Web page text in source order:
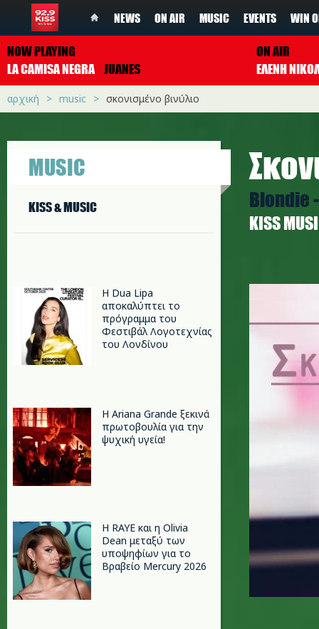
NEWS ON AIR MUSIC EVENTS WIN
NOW PLAYING
LA CAMISA NEGRA JUANES
ON AIR
ΕΛΕΝΗ
αρχική music σκονισμένο βινύλιο
MUSIC
KISS & MUSIC
Η Dua Lipa
αποκαλύπτει το
πρόγραμμα του
Φεστιβάλ Λογοτεχνίας
του Λονδίνου
Η Ariana Grande ξεκινά
πρωτοβουλία για την
ψυχική υγεία!
Η RAYE και η Olivia
Dean μεταξύ των
υποψηφίων για το
Βραβείο Mercury 2026
Blondie
ΚISS